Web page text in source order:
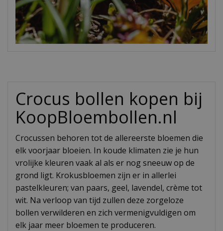
Crocus bollen kopen bij
KoopBloembollen.nl
Crocussen behoren tot de allereerste bloemen die
elk voorjaar bloeien. In koude klimaten zie je hun
vrolijke kleuren vaak al als er nog sneeuw op de
grond ligt. Krokusbloemen zijn er in allerlei
pastelkleuren; van paars, geel, lavendel, crème tot
wit. Na verloop van tijd zullen deze zorgeloze
bollen verwilderen en zich vermenigvuldigen om
elk jaar meer bloemen te produceren.